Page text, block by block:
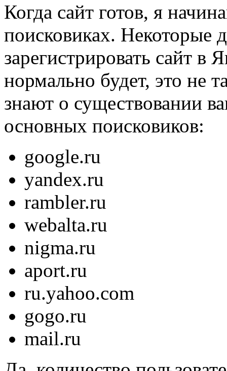
Когда сайт готов, я
поисковиках. Некоторые
зарегистрировать сайт в
нормально будет, это не
знают о существовании
основных поисковиков:
google.ru
yandex.ru
rambler.ru
webalta.ru
nigma.ru
aport.ru
ru.yahoo.com
gogo.ru
mail.ru